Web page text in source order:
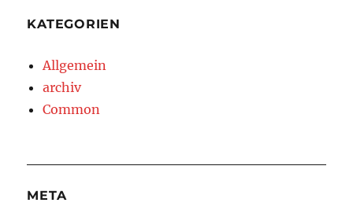
KATEGORIEN
Allgemein
archiv
Common
META